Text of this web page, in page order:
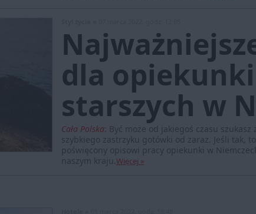
dla
starszych w
Cała Polska Być może od jakiegoś czasu
szybkiego zastrzyku gotówki od zaraz. Jeśli tak,
poświęcony opisowi pracy opiekunki w
naszym kraju. Więcej »